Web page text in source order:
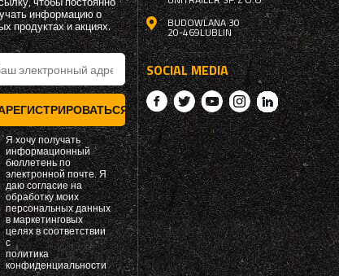
информацию о
продуктах и ​​акциях.
Я хочу получать
информационный
бюллетень по
электронной почте. Я
даю согласие на
обработку моих
персональных данных
в маркетинговых
целях в соответствии
с
политика
конфиденциальности
BUDOWLANA 30
20-469LUBLIN
SOCIAL MEDIA